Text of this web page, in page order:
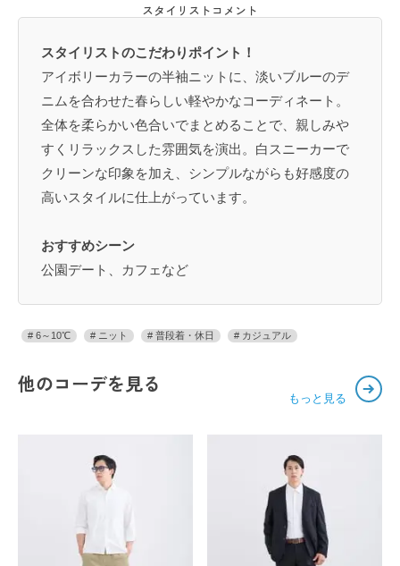
スタイリストコメント
スタイリストのこだわりポイント！
アイボリーカラーの半袖ニットに、淡いブルーのデ
ニムを合わせた春らしい軽やかなコーディネート。
全体を柔らかい色合いでまとめることで、親しみや
すくリラックスした雰囲気を演出。白スニーカーで
クリーンな印象を加え、シンプルながらも好感度の
高いスタイルに仕上がっています。
おすすめシーン
公園デート、カフェなど
6～10℃ ニット 普段着・休日 カジュアル
他のコーデを見る
もっと見る